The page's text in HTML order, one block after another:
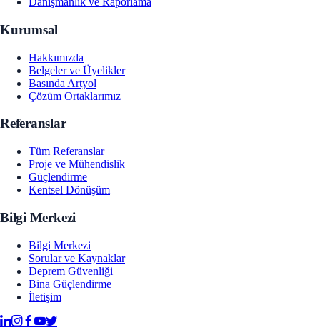
Kurumsal
Hakkımızda
Belgeler ve Üyelikler
Basında Artyol
Çözüm Ortaklarımız
Referanslar
Tüm Referanslar
Proje ve Mühendislik
Güçlendirme
Kentsel Dönüşüm
Bilgi Merkezi
Bilgi Merkezi
Sorular ve Kaynaklar
Deprem Güvenliği
Bina Güçlendirme
İletişim